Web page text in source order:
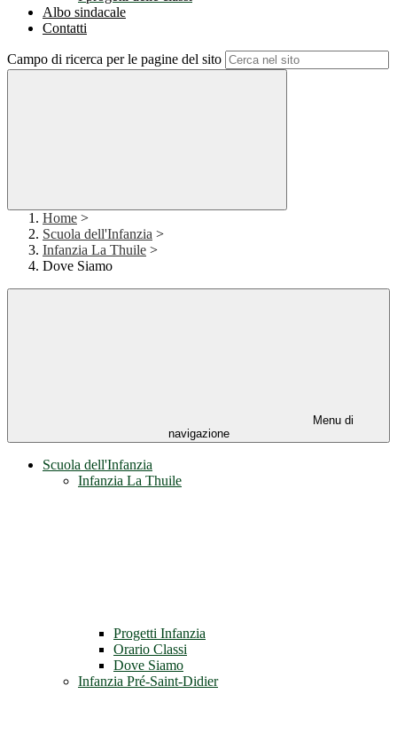
Albo sindacale
Contatti
Campo di ricerca per le pagine del sito
Home >
Scuola dell'Infanzia >
Infanzia La Thuile >
Dove Siamo
Menu di
navigazione
Scuola dell'Infanzia
Infanzia La Thuile
Progetti Infanzia
Orario Classi
Dove Siamo
Infanzia Pré-Saint-Didier